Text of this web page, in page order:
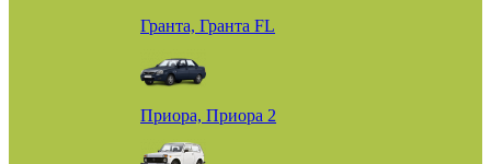
Гранта, Гранта FL
Приора, Приора 2